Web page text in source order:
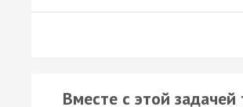
Вместе с этой